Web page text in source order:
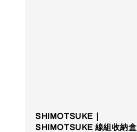
SHIMOTSUKE｜
SHIMOTSUKE 線組收納盒